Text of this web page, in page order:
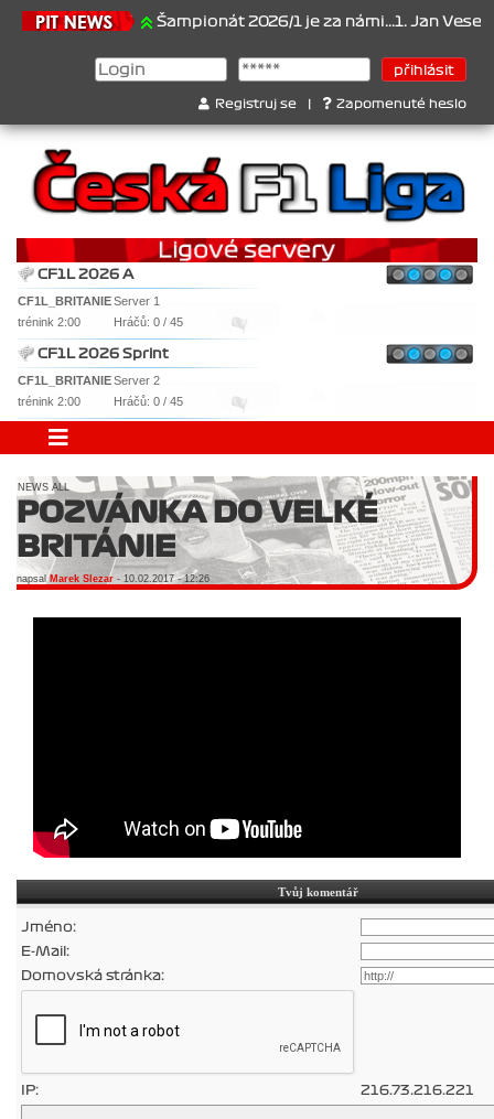
21.6.2026 Šampionát 2026/1 je za námi...1. Jan Veselý ,
Registruj se Zapomenuté heslo
CF1L 2026 A
CF1L_BRITANIEServer 1
trénink 2:00
Hráčů: 0 / 45
CF1L 2026 Sprint
CF1L_BRITANIEServer 2
trénink 2:00
Hráčů: 0 / 45
NEWS ALL
POZVÁNKA DO VELKÉ
BRITÁNIE
napsalMarek Slezar - 10.02.2017 - 12:26
Tvůj komentář
Jméno:
E-Mail:
Domovská stránka:
IP: 216.73.216.221